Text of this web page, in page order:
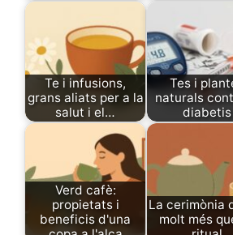
Te i infusions,
grans aliats per a la
salut i el…
Tes i
naturals
diabetis
Verd cafè:
propietats i
beneficis d'una
La cerimònia
molt més